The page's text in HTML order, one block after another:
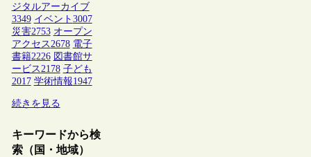
ジタルアーカイブ
3349 イベント 3007
災害2753 オープン
アクセス 2678 電子
書籍2226 図書館サ
ービス 2178 子ども
2017 学術情報1947
続きを見る
キーワードから検
索（国・地域）